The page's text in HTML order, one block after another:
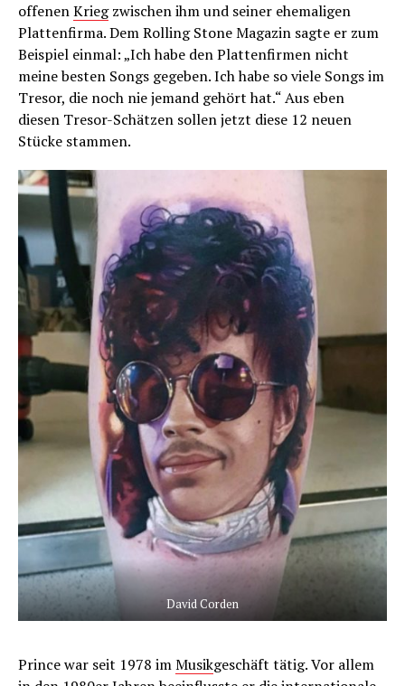
offenenKriegzwischen ihm und seiner ehemaligen
Plattenfirma. Dem Rolling Stone Magazin sagte er zum
Beispiel einmal: „Ich habe den Plattenfirmen nicht
meine besten Songs gegeben. Ich habe so viele Songs im
Tresor, die noch nie jemand gehört hat.“ Aus eben
diesen Tresor-Schätzen sollen jetzt diese 12 neuen
Stücke stammen.
David Corden
Prince war seit 1978 imMusikgeschäft tätig. Vor allem